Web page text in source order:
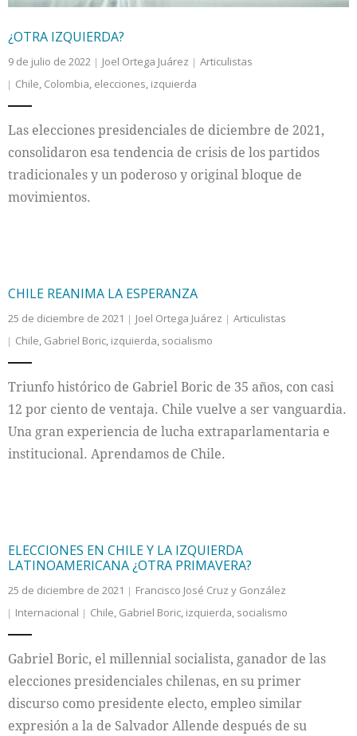
¿OTRA IZQUIERDA?
9 de julio de 2022 Joel Ortega Juárez
Articulistas
Chile, Colombia, elecciones, izquierda
Las elecciones presidenciales de diciembre de 2021,
consolidaron esa tendencia de crisis de los partidos
tradicionales y un poderoso y original bloque de
movimientos.
CHILE REANIMA LA ESPERANZA
25 de diciembre de 2021 Joel Ortega Juárez
Articulistas
Chile, Gabriel Boric, izquierda, socialismo
Triunfo histórico de Gabriel Boric de 35 años, con casi
12 por ciento de ventaja. Chile vuelve a ser vanguardia.
Una gran experiencia de lucha extraparlamentaria e
institucional. Aprendamos de Chile.
ELECCIONES EN CHILE Y LA IZQUIERDA
LATINOAMERICANA ¿OTRA PRIMAVERA?
25 de diciembre de 2021
Francisco José Cruz y González
Internacional
Chile, Gabriel Boric, izquierda, socialismo
Gabriel Boric, el millennial socialista, ganador de las
elecciones presidenciales chilenas, en su primer
discurso como presidente electo, empleo similar
expresión a la de Salvador Allende después de su